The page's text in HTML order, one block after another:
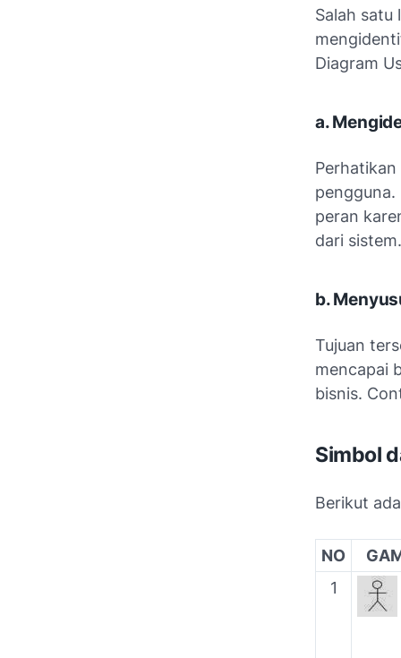
Salah satu
Diagram
a.
peran
dari
b.
Tujuan
mencapai
bisnis.
Simbol
Berikut
NO
1